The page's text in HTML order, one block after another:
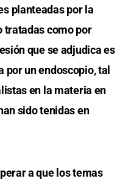
planteadas por la
tratadas como por
que se adjudica es
por un endoscopio, tal
en la materia en
sido tenidas en
a que los temas